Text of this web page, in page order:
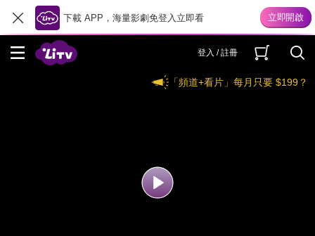
下載 APP，海量影劇免登入立即看
登入 / 註冊
「頻道+看片」每月只要 $199？